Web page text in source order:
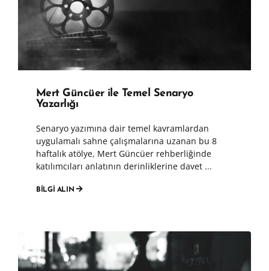
Mert Güncüer ile Temel Senaryo
Yazarlığı
Senaryo yazımına dair temel kavramlardan
uygulamalı sahne çalışmalarına uzanan bu 8
haftalık atölye, Mert Güncüer rehberliğinde
katılımcıları anlatının derinliklerine davet ...
BİLGİ ALIN